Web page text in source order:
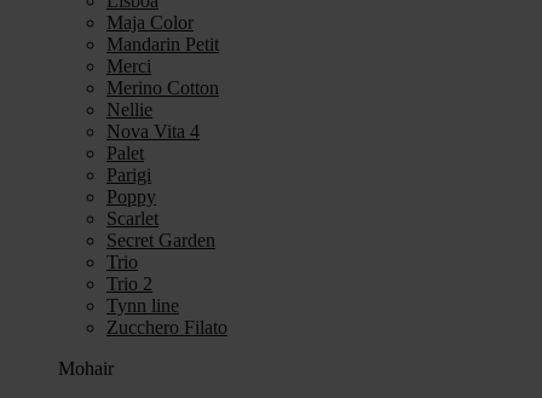
Maja Color
Mandarin Petit
Merci
Merino Cotton
Nellie
Nova Vita 4
Palet
Parigi
Poppy
Scarlet
Secret Garden
Trio
Trio 2
Tynn line
Zucchero Filato
Mohair